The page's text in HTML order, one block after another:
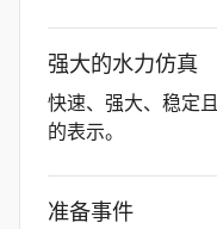
强大的水力仿真
快速、强大、稳定
的表示。
准备事件